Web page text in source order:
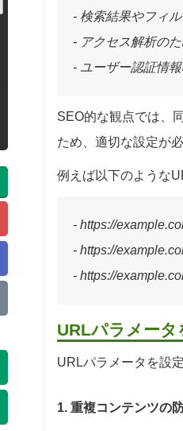
- 検索結果やフィ
- アクセス解析の
- ユーザー認証情
SEO的な観点では、
ため、適切な設定が必
例えば以下のような
- https://
- https://
- https://
URLパラメータ
URLパラメータを設
1. 重複コンテンツの